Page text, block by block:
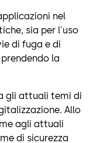
nel
sia per l'uso
di fuga e di
la
gli attuali temi di
Allo
agli attuali
di sicurezza